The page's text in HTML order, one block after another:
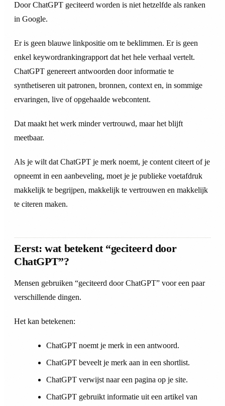
Door ChatGPT geciteerd worden is niet hetzelfde als ranken
in Google.
Er is geen blauwe linkpositie om te beklimmen. Er is geen
enkel keywordrankingrapport dat het hele verhaal vertelt.
ChatGPT genereert antwoorden door informatie te
synthetiseren uit patronen, bronnen, context en, in sommige
ervaringen, live of opgehaalde webcontent.
Dat maakt het werk minder vertrouwd, maar het blijft
meetbaar.
Als je wilt dat ChatGPT je merk noemt, je content citeert of je
opneemt in een aanbeveling, moet je je publieke voetafdruk
makkelijk te begrijpen, makkelijk te vertrouwen en makkelijk
te citeren maken.
Eerst: wat betekent “geciteerd door
ChatGPT”?
Mensen gebruiken “geciteerd door ChatGPT” voor een paar
verschillende dingen.
Het kan betekenen:
ChatGPT noemt je merk in een antwoord.
ChatGPT beveelt je merk aan in een shortlist.
ChatGPT verwijst naar een pagina op je site.
ChatGPT gebruikt informatie uit een artikel van